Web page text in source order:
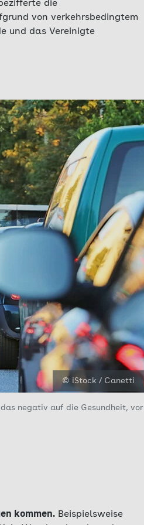
die
von verkehrsbedingtem
und das Vereinigte
© iStock / Canetti
negativ auf die Gesundheit, vor
kommen. Beispielsweise